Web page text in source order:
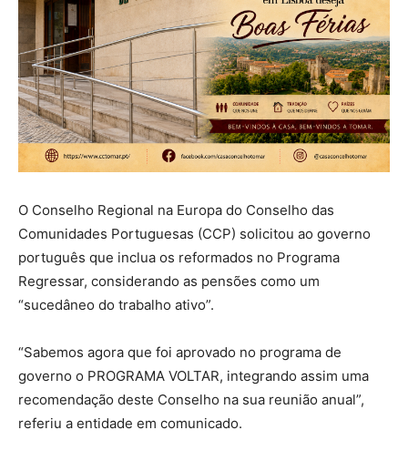
O Conselho Regional na Europa do Conselho das
Comunidades Portuguesas (CCP) solicitou ao governo
português que inclua os reformados no Programa
Regressar, considerando as pensões como um
“sucedâneo do trabalho ativo”.
“Sabemos agora que foi aprovado no programa de
governo o PROGRAMA VOLTAR, integrando assim uma
recomendação deste Conselho na sua reunião anual”,
referiu a entidade em comunicado.